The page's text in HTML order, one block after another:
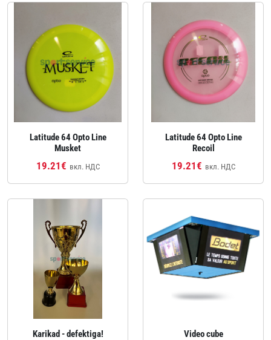
Latitude 64 Opto Line
Musket
19.21€ вкл. НДС
Latitude 64 Opto Line
Recoil
19.21€ вкл. НДС
Karikad - defektiga! Video cube